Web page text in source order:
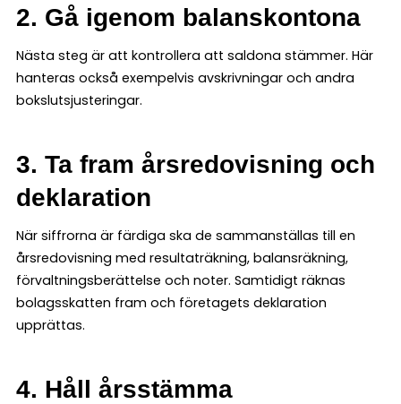
2. Gå igenom balanskontona
Nästa steg är att kontrollera att saldona stämmer. Här
hanteras också exempelvis avskrivningar och andra
bokslutsjusteringar.
3. Ta fram årsredovisning och
deklaration
När siffrorna är färdiga ska de sammanställas till en
årsredovisning med resultaträkning, balansräkning,
förvaltningsberättelse och noter. Samtidigt räknas
bolagsskatten fram och företagets deklaration
upprättas.
4. Håll årsstämma